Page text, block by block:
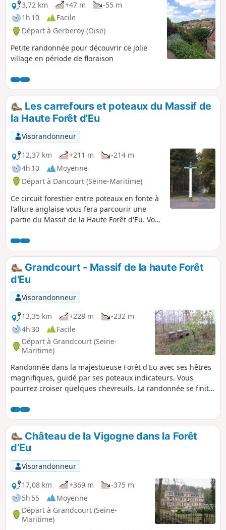
3,72 km +47 m
-55 m
1h 10
Facile
Départ à Gerberoy (Oise)
Petite randonnée pour découvrir ce jolie
village en période de floraison
Les carrefours et poteaux du Massif de
la Haute Forêt d'Eu
Visorandonneur
12,37 km
+211 m
-214 m
4h 10
Moyenne
Départ à Dancourt (Seine-Maritime)
Ce circuit forestier entre poteaux en fonte à
l'allure anglaise vous fera parcourir une
partie du Massif de la Haute Forêt d'Eu. Vous
Sainte-Catherine d'un magnifique panorama
sur la vallée de l'Yères.
Grandcourt - Massif de la haute Forêt
d'Eu
Visorandonneur
13,35 km
+228 m
-232 m
4h 30
Facile
Départ à Grandcourt (Seine-
Maritime)
Randonnée dans la majestueuse Forêt d'Eu avec ses hêtres
magnifiques, guidé par ses poteaux indicateurs. Vous
pourrez croiser quelques chevreuils. La randonnée se finit
au (7), le chemin n'est plus accessible, je propose une
variante en attendant de trouver mieux.
Château de la Vigogne dans la Forêt
d’Eu
Visorandonneur
17,08 km
+369 m
-375 m
5h 55
Moyenne
Départ à Grandcourt (Seine-
Maritime)